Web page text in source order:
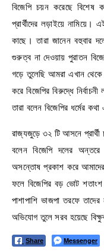
বিজেপি চয়ন করেছে বিশেষ
প্রার্থীদের লড়াইয়ে
কাছে। তারা জানেন বহুবার
গুরুত্ব না দেওয়ায় পুরাতন
গড়ে তুলেছি আমরা এখান থেকে
করে বিজেপির বিরুদ্ধে
তারা বলেন বিজেপির ধর্মের
রাজ্যজুড়ে ৩২ টি আসনে
বলেন বিজেপি দলের
অসন্তোষ প্রকাশ করে আমাদের
ফলে বিজেপির বড় ভোট শতাংশ
পাশাপাশি ভাজপা তরফে
অভিযোগ তুলে সরব হয়েছে
Share Messenger